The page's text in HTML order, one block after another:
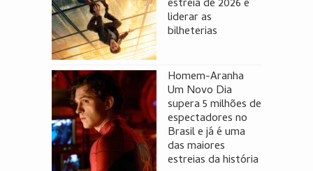
estreia de 2026 e
liderar as
bilheterias
Homem-Aranha
Um Novo Dia
supera 5 milhões de
espectadores no
Brasil e já é uma
das maiores
estreias da história